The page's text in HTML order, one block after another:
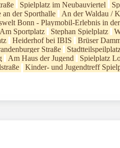
Spielplatz im Neubauviertel
an der Sporthalle
An der Waldau /
Bonn - Playmobil-Erlebnis in
Am Sportplatz Stephan Spielplatz
Heiderhof bei IBIS Brüser
Straße
Am Haus der Jugend Spielplatz
Kinder- und Jugendtreff